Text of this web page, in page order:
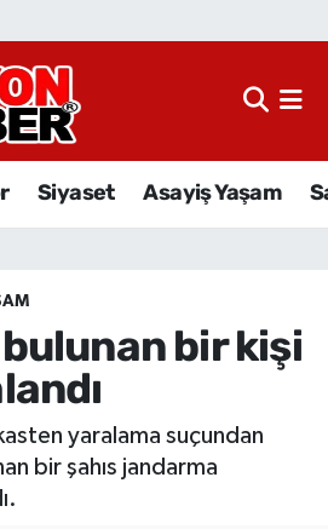
Siyaset Asayiş Yaşam
bir kişi
yaralama suçundan
bir şahıs jandarma